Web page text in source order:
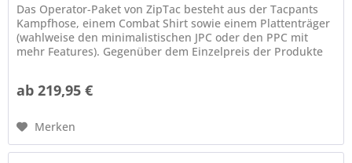
Das Operator-Paket von ZipTac besteht aus der Tacpants
Kampfhose, einem Combat Shirt sowie einem Plattenträger
(wahlweise den minimalistischen JPC oder den PPC mit
mehr Features). Gegenüber dem Einzelpreis der Produkte
ab 219,95 €
Merken